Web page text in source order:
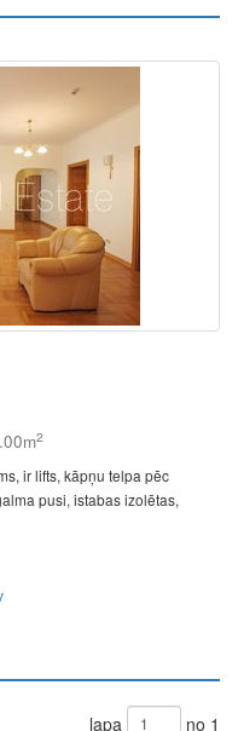
2
ir lifts, kāpņu telpa pēc
pusi, istabas izolētas,
lapa no 1